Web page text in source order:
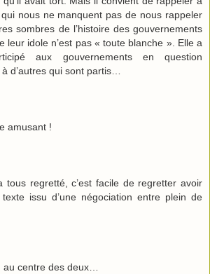
nous ne manquent pas de nous rappeler
sombres de l’histoire des gouvernements
leur idole n’est pas « toute blanche ». Elle a
aux gouvernements en question
d’autres qui sont partis…
amusant !
tous regretté, c’est facile de regretter avoir
issu d’une négociation entre plein de
au centre des deux…